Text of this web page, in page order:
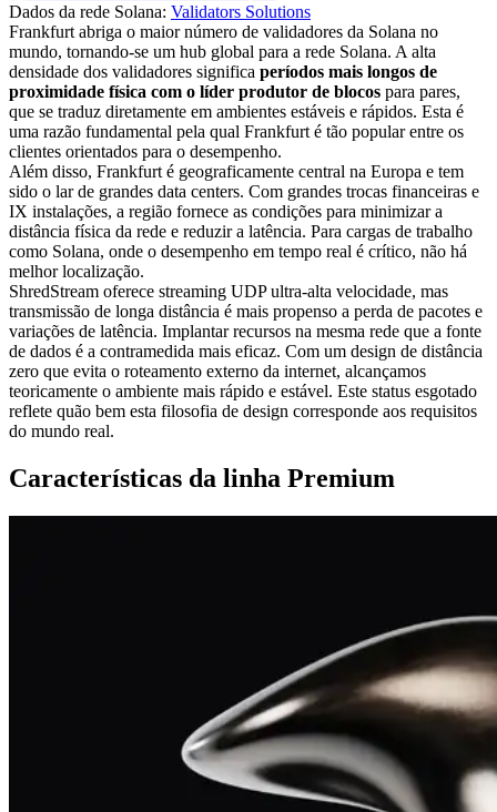
Dados da rede Solana: Validators Solutions
Frankfurt abriga o maior número de validadores da Solana no
mundo, tornando-se um hub global para a rede Solana. A alta
densidade dos validadores significa períodos mais longos de
proximidade física com o líder produtor de blocos para pares,
que se traduz diretamente em ambientes estáveis e rápidos. Esta é
uma razão fundamental pela qual Frankfurt é tão popular entre os
clientes orientados para o desempenho.
Além disso, Frankfurt é geograficamente central na Europa e tem
sido o lar de grandes data centers. Com grandes trocas financeiras e
IX instalações, a região fornece as condições para minimizar a
distância física da rede e reduzir a latência. Para cargas de trabalho
como Solana, onde o desempenho em tempo real é crítico, não há
melhor localização.
ShredStream oferece streaming UDP ultra-alta velocidade, mas
transmissão de longa distância é mais propenso a perda de pacotes e
variações de latência. Implantar recursos na mesma rede que a fonte
de dados é a contramedida mais eficaz. Com um design de distância
zero que evita o roteamento externo da internet, alcançamos
teoricamente o ambiente mais rápido e estável. Este status esgotado
reflete quão bem esta filosofia de design corresponde aos requisitos
do mundo real.
Características da linha Premium